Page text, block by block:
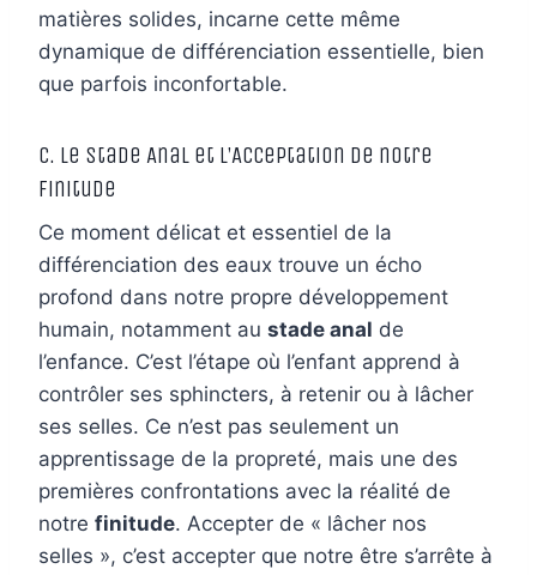
matières solides, incarne cette même
dynamique de différenciation essentielle, bien
que parfois inconfortable.
C. Le Stade Anal et l’Acceptation de notre
Finitude
Ce moment délicat et essentiel de la
différenciation des eaux trouve un écho
profond dans notre propre développement
humain, notamment au stade anal de
l’enfance. C’est l’étape où l’enfant apprend à
contrôler ses sphincters, à retenir ou à lâcher
ses selles. Ce n’est pas seulement un
apprentissage de la propreté, mais une des
premières confrontations avec la réalité de
notre finitude. Accepter de « lâcher nos
selles », c’est accepter que notre être s’arrête à